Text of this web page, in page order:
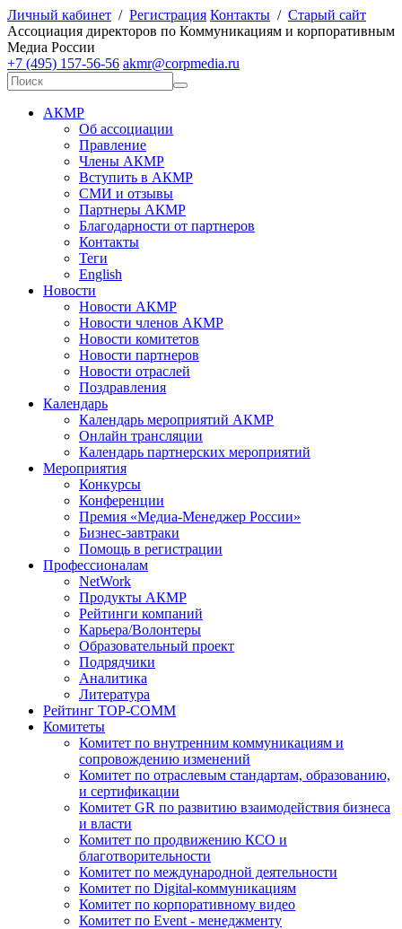
Личный кабинет / Регистрация Контакты / Старый сайт
Ассоциация директоров по Коммуникациям и корпоративным
Медиа России
+7 (495) 157-56-56 akmr@corpmedia.ru
АКМР
Об ассоциации
Правление
Члены АКМР
Вступить в АКМР
СМИ и отзывы
Партнеры АКМР
Благодарности от партнеров
Контакты
Теги
English
Новости
Новости АКМР
Новости членов АКМР
Новости комитетов
Новости партнеров
Новости отраслей
Поздравления
Календарь
Календарь мероприятий АКМР
Онлайн трансляции
Календарь партнерских мероприятий
Мероприятия
Конкурсы
Конференции
Премия «Медиа-Менеджер России»
Бизнес-завтраки
Помощь в регистрации
Профессионалам
NetWork
Продукты АКМР
Рейтинги компаний
Карьера/Волонтеры
Образовательный проект
Подрядчики
Аналитика
Литература
Рейтинг TOP-COMM
Комитеты
Комитет по внутренним коммуникациям и
сопровождению изменений
Комитет по отраслевым стандартам, образованию,
и сертификации
Комитет GR по развитию взаимодействия бизнеса
и власти
Комитет по продвижению КСО и
благотворительности
Комитет по международной деятельности
Комитет по Digital-коммуникациям
Комитет по корпоративному видео
Комитет по Event - менеджменту